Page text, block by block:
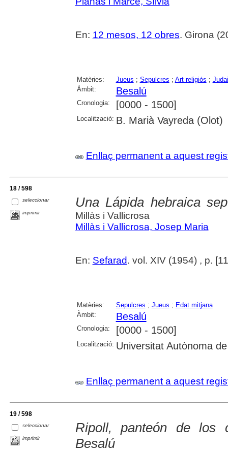
En: 12 mesos, 12 obres. Girona
Matèries: Jueus ; Sepulcres ; Art religiós ;
Àmbit:
Besalú
Cronologia: [0000 - 1500]
Localització: B. Marià Vayreda (Olot)
Enllaç permanent a aquest
18 / 598
seleccionar
imprimir
Una Lápida hebraica
Millàs i Vallicrosa
Millàs i Vallicrosa, Josep Maria
En: Sefarad. vol. XIV (1954) , p.
Matèries: Sepulcres ; Jueus ; Edat mitjana
Àmbit:
Besalú
Cronologia: [0000 - 1500]
Localització: Universitat Autònoma
Enllaç permanent a aquest
19 / 598
seleccionar
imprimir
Ripoll, panteón de los
Besalú